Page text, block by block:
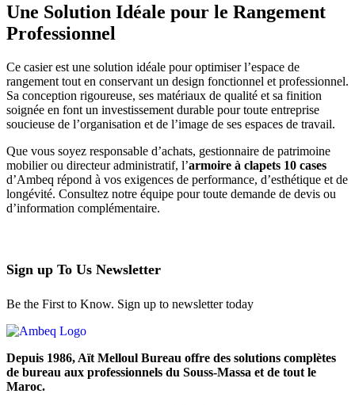
Une Solution Idéale pour le Rangement
Professionnel
Ce casier est une solution idéale pour optimiser l’espace de
rangement tout en conservant un design fonctionnel et professionnel.
Sa conception rigoureuse, ses matériaux de qualité et sa finition
soignée en font un investissement durable pour toute entreprise
soucieuse de l’organisation et de l’image de ses espaces de travail.
Que vous soyez responsable d’achats, gestionnaire de patrimoine
mobilier ou directeur administratif, l’armoire à clapets 10 cases
d’Ambeq répond à vos exigences de performance, d’esthétique et de
longévité. Consultez notre équipe pour toute demande de devis ou
d’information complémentaire.
Sign up To Us Newsletter
Be the First to Know. Sign up to newsletter today
Depuis 1986, Aït Melloul Bureau offre des solutions complètes
de bureau aux professionnels du Souss-Massa et de tout le
Maroc.